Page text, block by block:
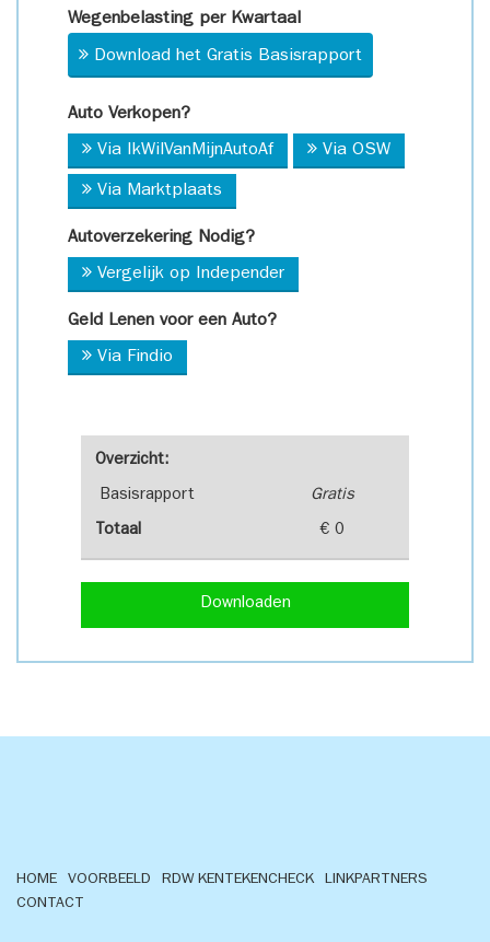
Overzicht:
Basisrapport Gratis
Totaal € 0
Downloaden
Wegenbelasting per Kwartaal
Download het Gratis Basisrapport
Auto Verkopen?
Via IkWilVanMijnAutoAf Via OSW
Via Marktplaats
Autoverzekering Nodig?
Vergelijk op Independer
Geld Lenen voor een Auto?
Via Findio
HOME VOORBEELD RDW KENTEKENCHECK
LINKPARTNERS
CONTACT